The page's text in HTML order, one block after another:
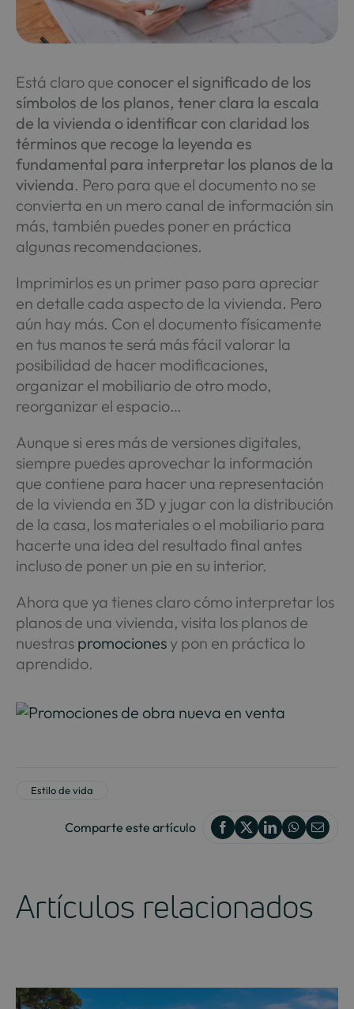
Está claro que conocer el significado de los
símbolos de los planos, tener clara la escala
de la vivienda o identificar con claridad los
términos que recoge la leyenda es
fundamental para interpretar los planos de la
vivienda. Pero para que el documento no se
convierta en un mero canal de información sin
más, también puedes poner en práctica
algunas recomendaciones.
Imprimirlos es un primer paso para apreciar
en detalle cada aspecto de la vivienda. Pero
aún hay más. Con el documento físicamente
en tus manos te será más fácil valorar la
posibilidad de hacer modificaciones,
organizar el mobiliario de otro modo,
reorganizar el espacio…
Aunque si eres más de versiones digitales,
siempre puedes aprovechar la información
que contiene para hacer una representación
de la vivienda en 3D y jugar con la distribución
de la casa, los materiales o el mobiliario para
hacerte una idea del resultado final antes
incluso de poner un pie en su interior.
Ahora que ya tienes claro cómo interpretar los
planos de una vivienda, visita los planos de
nuestras promocionesy pon en práctica lo
aprendido.
Estilo de vida
Comparte este artículo
Artículos relacionados